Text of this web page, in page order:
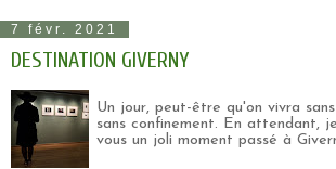
7 févr. 2021
DESTINATION GIVERNY
Un jour, peut-être qu'on vivra
sans confinement. En attendant,
vous un joli moment passé à